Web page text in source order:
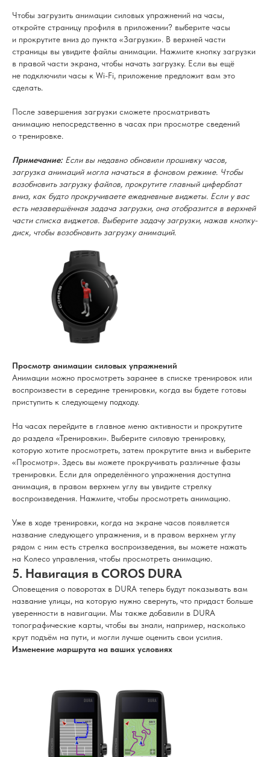
Чтобы загрузить анимации силовых упражнений на часы,
откройте страницу профиля в приложении? выберите часы
и прокрутите вниз до пункта «Загрузки». В верхней части
страницы вы увидите файлы анимации. Нажмите кнопку загрузки
в правой части экрана, чтобы начать загрузку. Если вы ещё
не подключили часы к Wi-Fi, приложение предложит вам это
сделать.
После завершения загрузки сможете просматривать
анимацию непосредственно в часах при просмотре сведений
о тренировке.
Примечание:Если вы недавно обновили прошивку часов,
загрузка анимаций могла начаться в фоновом режиме. Чтобы
возобновить загрузку файлов, прокрутите главный циферблат
вниз, как будто прокручиваете ежедневные виджеты. Если у вас
есть незавершённая задача загрузки, она отобразится в верхней
части списка виджетов. Выберите задачу загрузки, нажав кнопку-
диск, чтобы возобновить загрузку анимаций.
Просмотр анимации силовых упражнений
Анимации можно просмотреть заранее в списке тренировок или
воспроизвести в середине тренировки, когда вы будете готовы
приступить к следующему подходу.
На часах перейдите в главное меню активности и прокрутите
до раздела «Тренировки». Выберите силовую тренировку,
которую хотите просмотреть, затем прокрутите вниз и выберите
«Просмотр». Здесь вы можете прокручивать различные фазы
тренировки. Если для определённого упражнения доступна
анимация, в правом верхнем углу вы увидите стрелку
воспроизведения. Нажмите, чтобы просмотреть анимацию.
Уже в ходе тренировки, когда на экране часов появляется
название следующего упражнения, и в правом верхнем углу
рядом с ним есть стрелка воспроизведения, вы можете нажать
на Колесо управления, чтобы просмотреть анимацию.
5. Навигация в COROS DURA
Оповещения о поворотах в DURA теперь будут показывать вам
название улицы, на которую нужно свернуть, что придаст больше
уверенности в навигации. Мы также добавили в DURA
топографические карты, чтобы вы знали, например, насколько
крут подъём на пути, и могли лучше оценить свои усилия.
Изменение маршрута на ваших условиях